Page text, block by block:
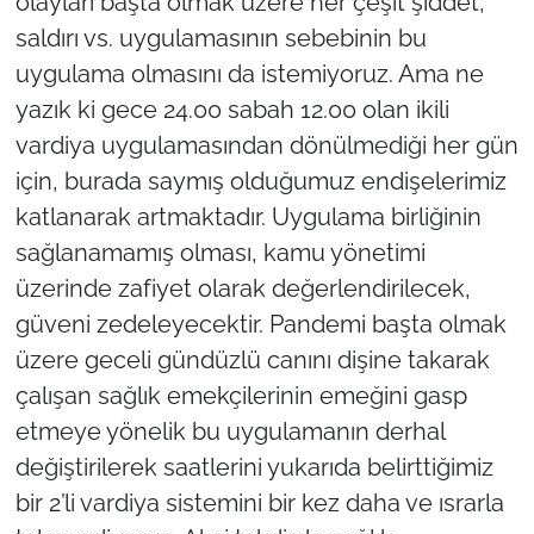
saldırı vs. uygulamasının sebebinin bu
uygulama olmasını da istemiyoruz. Ama ne
yazık ki gece 24.00 sabah 12.00 olan ikili
vardiya uygulamasından dönülmediği her gün
için, burada saymış olduğumuz endişelerimiz
katlanarak artmaktadır. Uygulama birliğinin
sağlanamamış olması, kamu yönetimi
üzerinde zafiyet olarak değerlendirilecek,
güveni zedeleyecektir. Pandemi başta olmak
üzere geceli gündüzlü canını dişine takarak
çalışan sağlık emekçilerinin emeğini gasp
etmeye yönelik bu uygulamanın derhal
değiştirilerek saatlerini yukarıda belirttiğimiz
bir 2’li vardiya sistemini bir kez daha ve ısrarla